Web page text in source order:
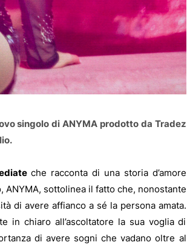
singolo di ANYMA prodotto da Tradez
che racconta di una storia d’amore
sottolinea il fatto che, nonostante
di avere affianco a sé la persona amata.
in chiaro all’ascoltatore la sua voglia di
di avere sogni che vadano oltre al